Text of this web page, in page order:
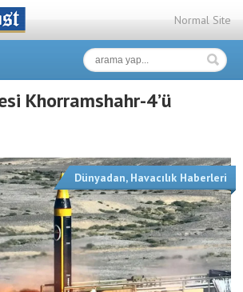
Normal Site
Khorramshahr-4’ü
Dünyadan, Havacılık Haberleri